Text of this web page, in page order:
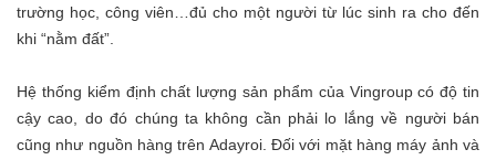
trường học, công viên…đủ cho một người từ lúc sinh ra cho đến
khi “nằm đất”.
Hệ thống kiểm định chất lượng sản phẩm của Vingroup có độ tin
cậy cao, do đó chúng ta không cần phải lo lắng về người bán
cũng như nguồn hàng trên Adayroi. Đối với mặt hàng máy ảnh và